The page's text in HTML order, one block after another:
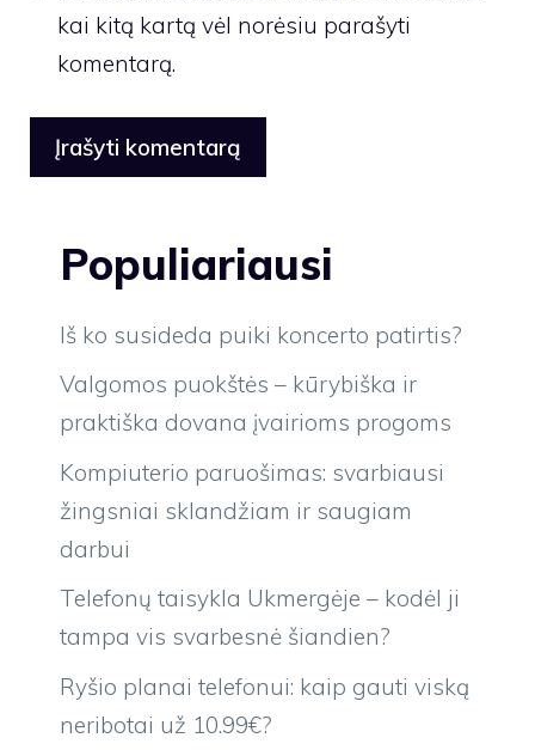
kai kitą kartą vėl norėsiu parašyti
komentarą.
Populiariausi
Iš ko susideda puiki koncerto patirtis?
Valgomos puokštės – kūrybiška ir
praktiška dovana įvairioms progoms
Kompiuterio paruošimas: svarbiausi
žingsniai sklandžiam ir saugiam
darbui
Telefonų taisykla Ukmergėje – kodėl ji
tampa vis svarbesnė šiandien?
Ryšio planai telefonui: kaip gauti viską
neribotai už 10.99€?